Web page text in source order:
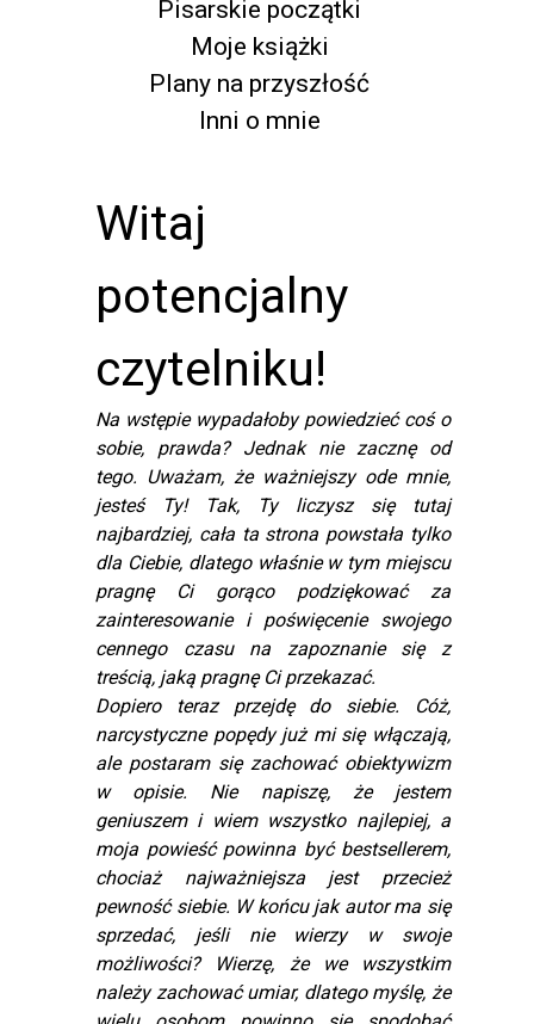
Pisarskie początki
Moje książki
Plany na przyszłość
Inni o mnie
Witaj
potencjalny
czytelniku!
Na wstępie wypadałoby powiedzieć coś o
sobie, prawda? Jednak nie zacznę od
tego. Uważam, że ważniejszy ode mnie,
jesteś Ty! Tak, Ty liczysz się tutaj
najbardziej, cała ta strona powstała tylko
dla Ciebie, dlatego właśnie w tym miejscu
pragnę Ci gorąco podziękować za
zainteresowanie i poświęcenie swojego
cennego czasu na zapoznanie się z
treścią, jaką pragnę Ci przekazać.
Dopiero teraz przejdę do siebie. Cóż,
narcystyczne popędy już mi się włączają,
ale postaram się zachować obiektywizm
w opisie. Nie napiszę, że jestem
geniuszem i wiem wszystko najlepiej, a
moja powieść powinna być bestsellerem,
chociaż najważniejsza jest przecież
pewność siebie. W końcu jak autor ma się
sprzedać, jeśli nie wierzy w swoje
możliwości? Wierzę, że we wszystkim
należy zachować umiar, dlatego myślę, że